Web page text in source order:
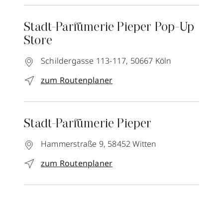
Stadt-Parfümerie Pieper Pop-Up
Store
Schildergasse 113-117, 50667 Köln
zum Routenplaner
Stadt-Parfümerie Pieper
Hammerstraße 9, 58452 Witten
zum Routenplaner